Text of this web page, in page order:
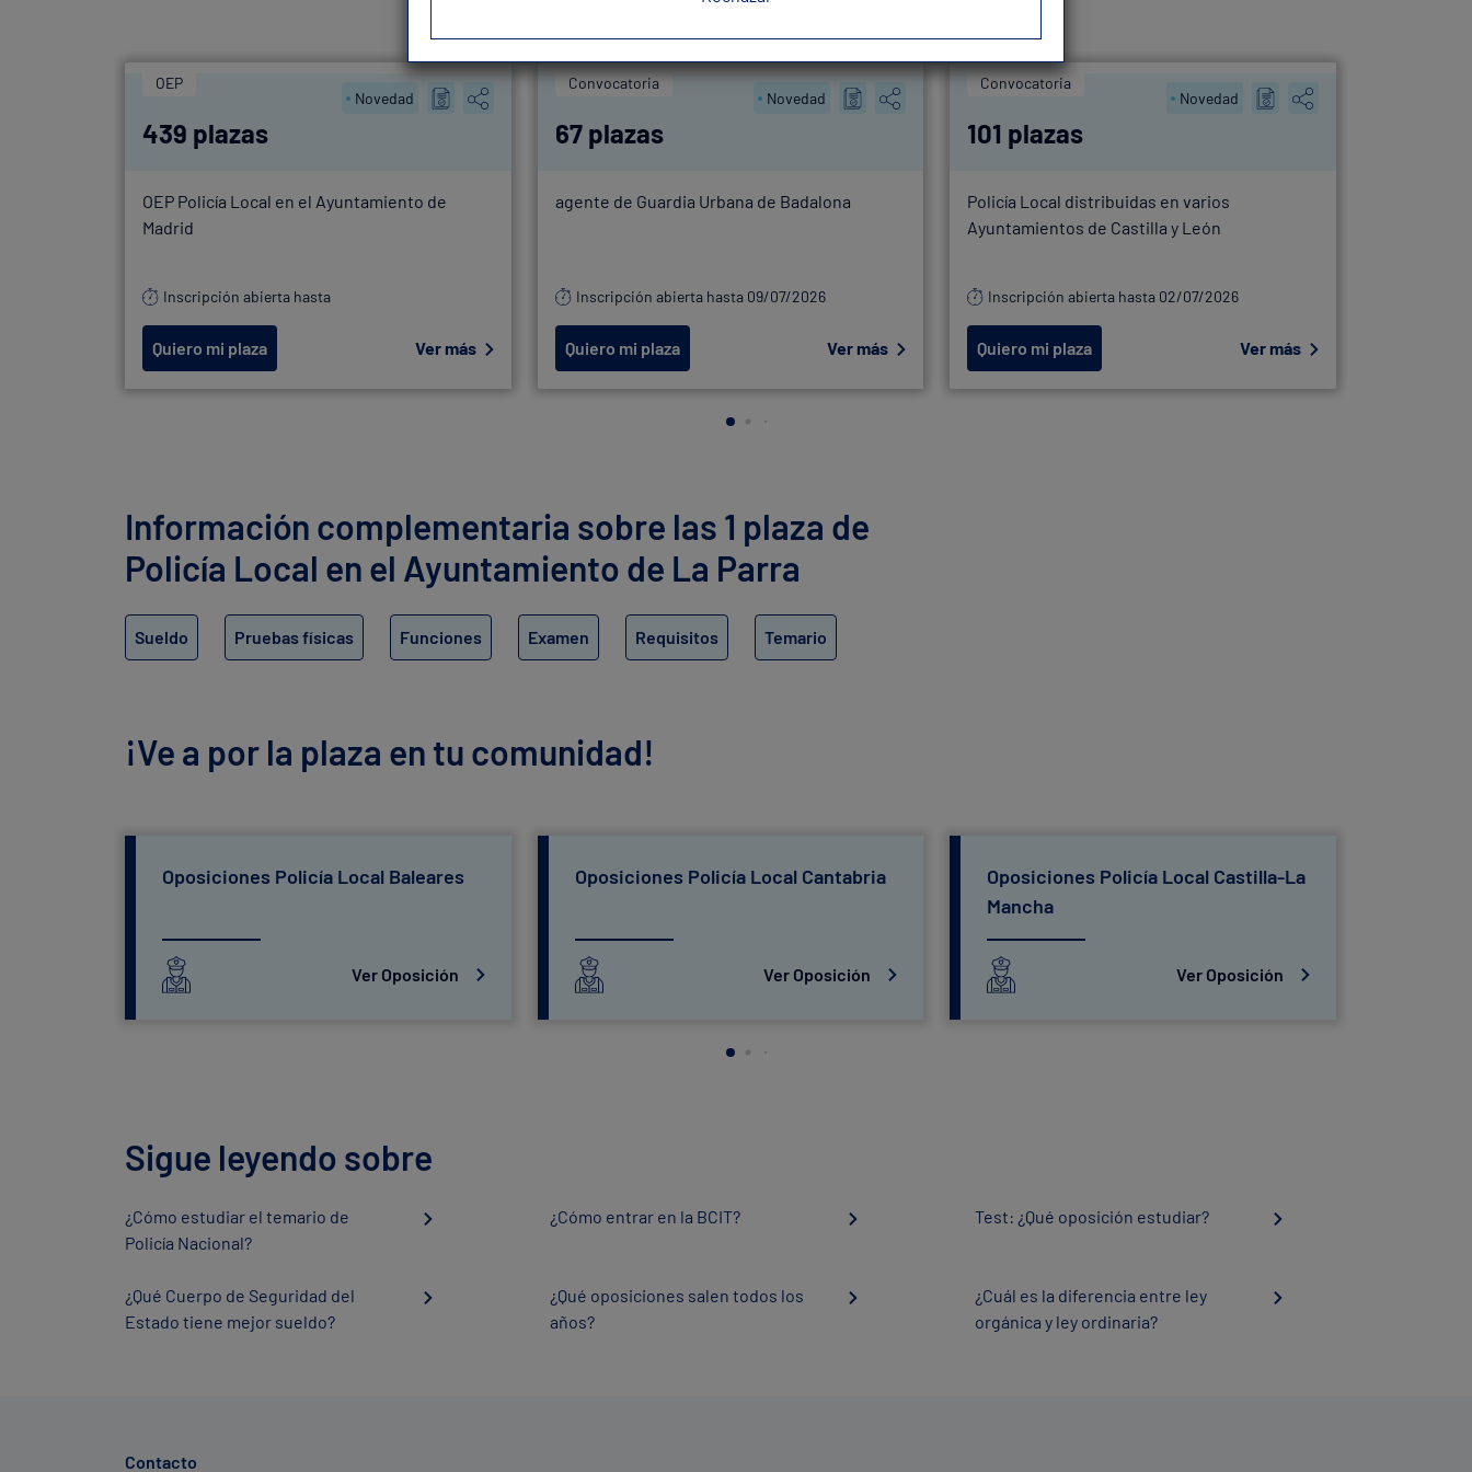
OEP
Novedad
439 plazas
OEP Policía Local en el Ayuntamiento de
Madrid
Inscripción abierta hasta
Quiero mi plaza Ver más
Convocatoria
Novedad
67 plazas
agente de Guardia Urbana de Badalona
Inscripción abierta hasta 09/07/2026
Quiero mi plaza Ver más
Convocatoria
Novedad
101 plazas
Policía Local distribuidas en varios
Ayuntamientos de Castilla y León
Inscripción abierta hasta 02/07/2026
Quiero mi plaza Ver más
Información complementaria sobre las 1 plaza de
Policía Local en el Ayuntamiento de La Parra
Sueldo Pruebas físicas Funciones Examen Requisitos Temario
¡Ve a por la plaza en tu comunidad!
Oposiciones Policía Local Baleares
Ver Oposición
Oposiciones Policía Local Cantabria
Ver Oposición
Oposiciones Policía Local Castilla-La
Mancha
Ver Oposición
Sigue leyendo sobre
¿Cómo estudiar el temario de
Policía Nacional?
¿Cómo entrar en la BCIT? Test: ¿Qué oposición estudiar?
¿Qué Cuerpo de Seguridad del
Estado tiene mejor sueldo?
¿Qué oposiciones salen todos los
años?
¿Cuál es la diferencia entre ley
orgánica y ley ordinaria?
Contacto